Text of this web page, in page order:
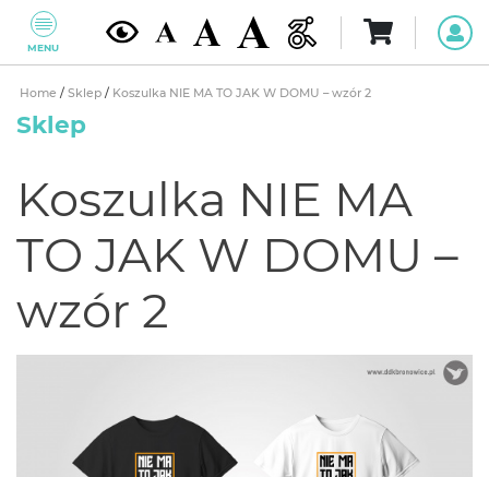
MENU
Home / Sklep / Koszulka NIE MA TO JAK W DOMU – wzór 2
Sklep
Koszulka NIE MA
TO JAK W DOMU –
wzór 2